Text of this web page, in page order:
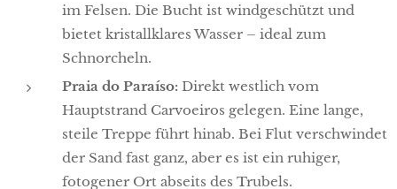
im Felsen. Die Bucht ist windgeschützt und
bietet kristallklares Wasser – ideal zum
Schnorcheln.
Praia do Paraíso: Direkt westlich vom
Hauptstrand Carvoeiros gelegen. Eine lange,
steile Treppe führt hinab. Bei Flut verschwindet
der Sand fast ganz, aber es ist ein ruhiger,
fotogener Ort abseits des Trubels.